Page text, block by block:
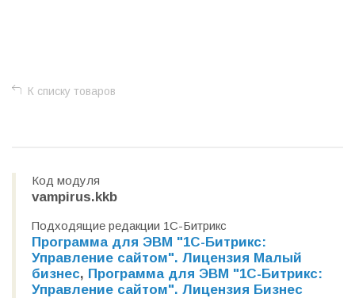
К списку товаров
Код модуля
vampirus.kkb
Подходящие редакции 1С-Битрикс
Программа для ЭВМ "1С-Битрикс:
Управление сайтом". Лицензия Малый
бизнес, Программа для ЭВМ "1С-Битрикс:
Управление сайтом". Лицензия Бизнес